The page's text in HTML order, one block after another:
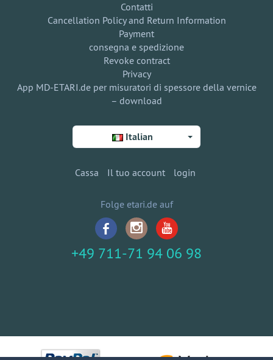
Contatti
Cancellation Policy and Return Information
Payment
consegna e spedizione
Revoke contract
Privacy
App MD-ETARI.de per misuratori di spessore della vernice
– download
Italian
Cassa Il tuo account login
Folge etari.de auf
+49 711-71 94 06 98